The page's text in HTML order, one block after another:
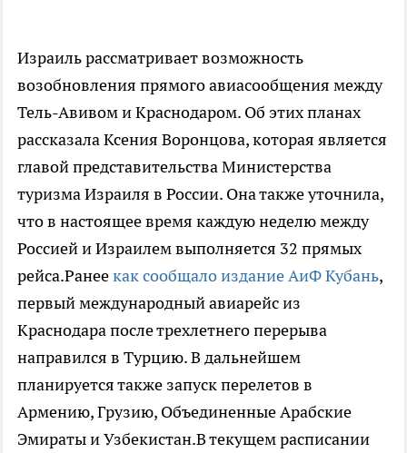
Израиль рассматривает возможность
возобновления прямого авиасообщения между
Тель-Авивом и Краснодаром. Об этих планах
рассказала Ксения Воронцова, которая является
главой представительства Министерства
туризма Израиля в России. Она также уточнила,
что в настоящее время каждую неделю между
Россией и Израилем выполняется 32 прямых
рейса.Ранеекак сообщало издание АиФ Кубань,
первый международный авиарейс из
Краснодара после трехлетнего перерыва
направился в Турцию. В дальнейшем
планируется также запуск перелетов в
Армению, Грузию, Объединенные Арабские
Эмираты и Узбекистан.В текущем расписании